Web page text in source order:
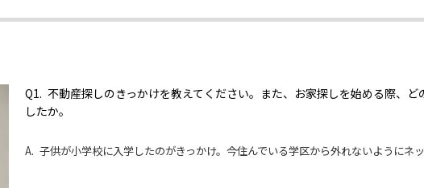
Q1. 不動産探しのきっかけを教えてください。また、お家探しを始める際、ど
したか。
A. 子供が小学校に入学したのがきっかけ。今住んでいる学区から外れないようにネ